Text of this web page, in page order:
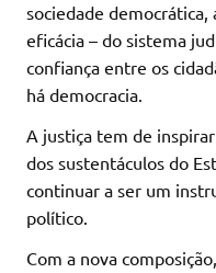
sociedade democrática,
eficácia – do sistema
confiança entre os
há democracia.
A justiça tem de
dos sustentáculos do
continuar a ser um
político.
Com a nova